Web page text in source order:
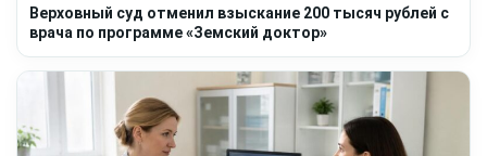
Верховный суд отменил взыскание 200 тысяч рублей с
врача по программе «Земский доктор»